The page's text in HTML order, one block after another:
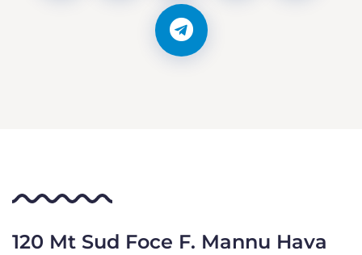
120 Mt Sud Foce F. Mannu Hava